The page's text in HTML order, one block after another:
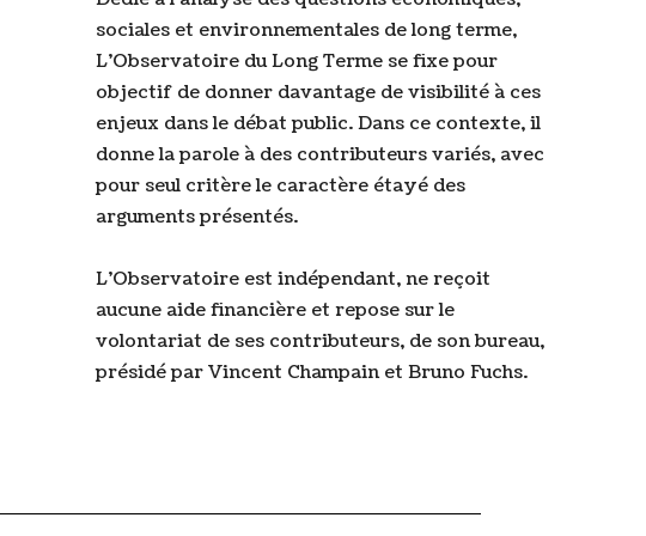
sociales et environnementales de long terme,
L’Observatoire du Long Terme se fixe pour
objectif de donner davantage de visibilité à ces
enjeux dans le débat public. Dans ce contexte, il
donne la parole à des contributeurs variés, avec
pour seul critère le caractère étayé des
arguments présentés.
L’Observatoire est indépendant, ne reçoit
aucune aide financière et repose sur le
volontariat de ses contributeurs, de son bureau,
présidé par Vincent Champain et Bruno Fuchs.